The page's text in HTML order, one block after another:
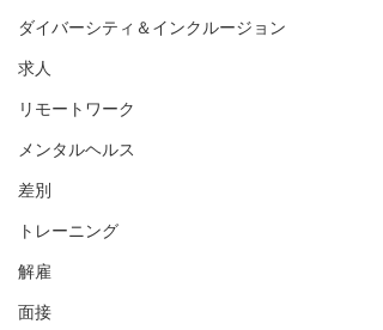
ダイバーシティ＆インクルージョン
求人
リモートワーク
メンタルヘルス
差別
トレーニング
解雇
面接